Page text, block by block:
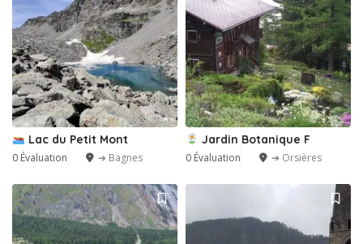
Lac du Petit Mont
0 Évaluation ➔ Bagnes
Jardin Botanique F
0 Évaluation ➔ Orsières